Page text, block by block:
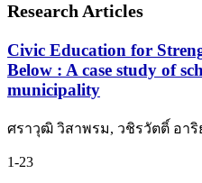
Research Articles
Civic Education for
Below : A case study of
municipality
ศราวุฒิ วิสาพรม, วชิรวัตติ์ อาริ
1-23